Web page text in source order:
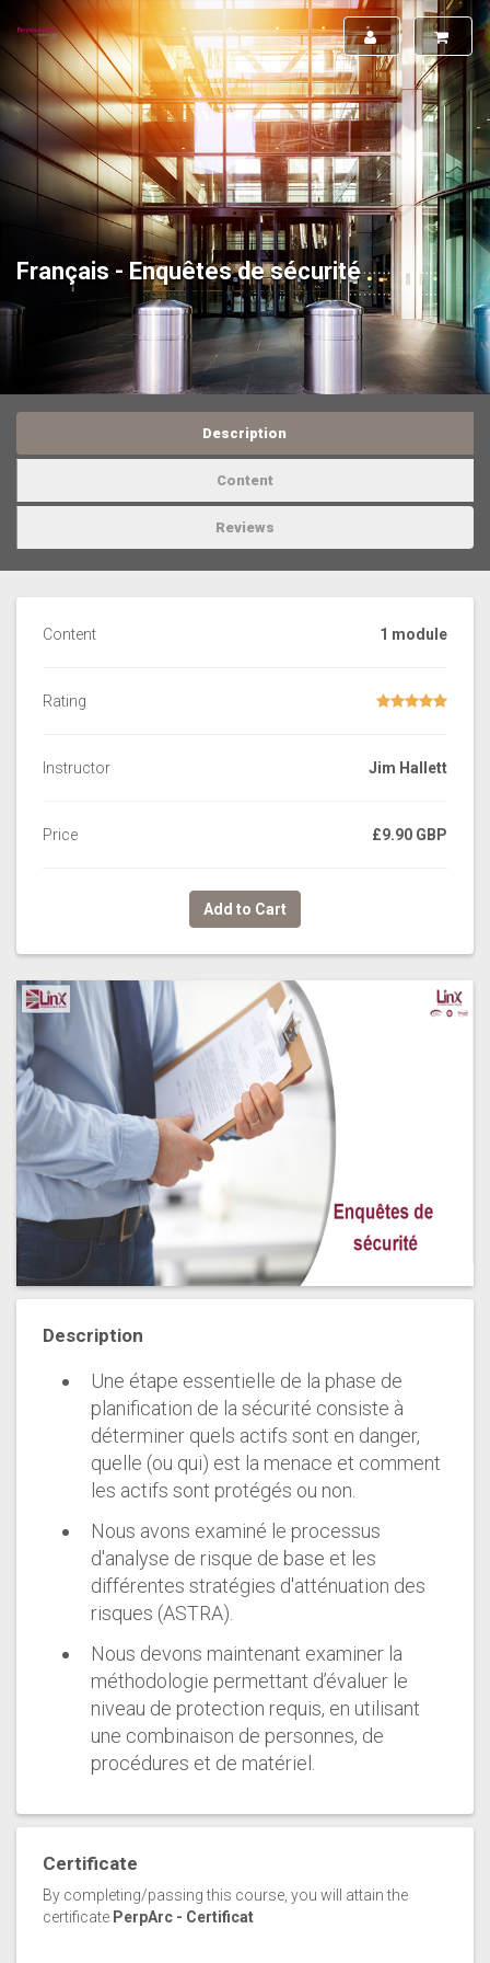
Français - Enquêtes de sécurité
Description
Content
Reviews
Content 1 module
Rating
Instructor Jim Hallett
Price £9.90 GBP
Add to Cart
Description
Une étape essentielle de la phase de
planification de la sécurité consiste à
déterminer quels actifs sont en danger,
quelle (ou qui) est la menace et comment
les actifs sont protégés ou non.
Nous avons examiné le processus
d'analyse de risque de base et les
différentes stratégies d'atténuation des
risques (ASTRA).
Nous devons maintenant examiner la
méthodologie permettant d’évaluer le
niveau de protection requis, en utilisant
une combinaison de personnes, de
procédures et de matériel.
Certificate
By completing/passing this course, you will attain the
certificate PerpArc - Certificat